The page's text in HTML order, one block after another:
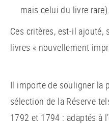
mais celui du livre rare).
Ces critères, est-il ajouté,
livres « nouvellement
Il importe de souligner la
sélection de la Réserve
1792 et 1794 : adaptés à